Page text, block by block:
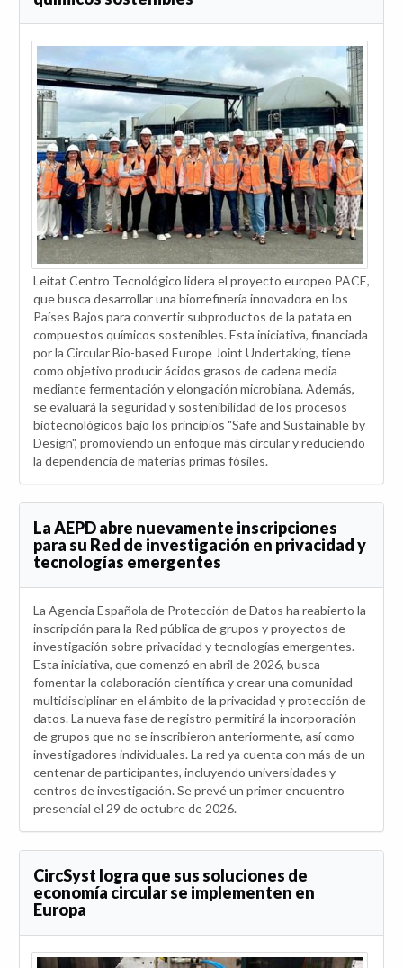
Leitat Centro Tecnológico lidera el proyecto europeo PACE,
que busca desarrollar una biorrefinería innovadora en los
Países Bajos para convertir subproductos de la patata en
compuestos químicos sostenibles. Esta iniciativa, financiada
por la Circular Bio-based Europe Joint Undertaking, tiene
como objetivo producir ácidos grasos de cadena media
mediante fermentación y elongación microbiana. Además,
se evaluará la seguridad y sostenibilidad de los procesos
biotecnológicos bajo los principios "Safe and Sustainable by
Design", promoviendo un enfoque más circular y reduciendo
la dependencia de materias primas fósiles.
La AEPD abre nuevamente inscripciones
para su Red de investigación en privacidad y
tecnologías emergentes
La Agencia Española de Protección de Datos ha reabierto la
inscripción para la Red pública de grupos y proyectos de
investigación sobre privacidad y tecnologías emergentes.
Esta iniciativa, que comenzó en abril de 2026, busca
fomentar la colaboración científica y crear una comunidad
multidisciplinar en el ámbito de la privacidad y protección de
datos. La nueva fase de registro permitirá la incorporación
de grupos que no se inscribieron anteriormente, así como
investigadores individuales. La red ya cuenta con más de un
centenar de participantes, incluyendo universidades y
centros de investigación. Se prevé un primer encuentro
presencial el 29 de octubre de 2026.
CircSyst logra que sus soluciones de
economía circular se implementen en
Europa